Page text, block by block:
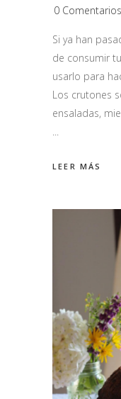
0 Comentarios
Si ya han
de consumir
usarlo para
Los crutones
ensaladas,
LEER MÁS